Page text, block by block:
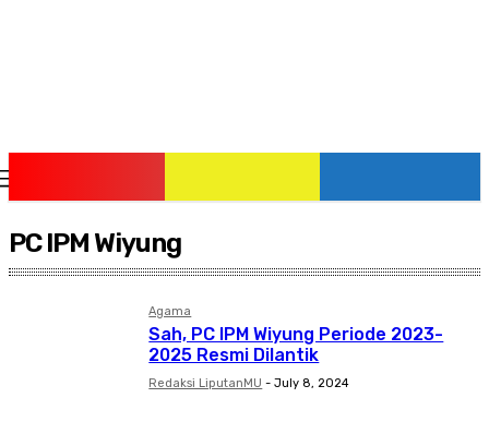
PC IPM Wiyung
Agama
Sah, PC IPM Wiyung Periode 2023-
2025 Resmi Dilantik
Redaksi LiputanMU - July 8, 2024